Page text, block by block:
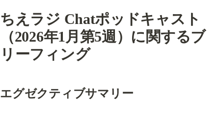
ちえラジ Chatポッドキャスト
（2026年1月第5週）に関するブ
リーフィング
エグゼクティブサマリー